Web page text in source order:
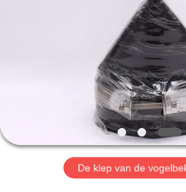
PRODUCTEN
ONGEVEER
De klep van de